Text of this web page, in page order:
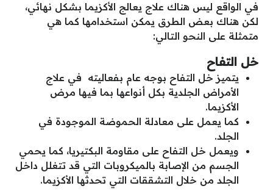
في الواقع ليس هناك علاج يعالج الأكزيما بشكل نهائي،
لكن هناك بعض الطرق يمكن استخدامها كما هي
متمثلة على النحو التالي:
خل التفاح
يتميز خل التفاح بوجه عام بفعاليته في علاج
الأمراض الجلدية بكل أنواعها بما فيها مرض
الأكزيما.
كما يعمل على معادلة الحموضة الموجودة في
الجلد.
ويعمل خل التفاح على مقاومة البكتيريا، كما يحمي
الجسم من الإصابة بالميكروبات التي قد تتغلل داخل
الجلد من خلال التشققات التي تحدثها الأكزيما.